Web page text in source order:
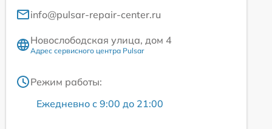
info@pulsar-repair-center.ru
Новослободская улица, дом 4
Адрес сервисного центра Pulsar
Режим работы:
Ежедневно с 9:00 до 21:00